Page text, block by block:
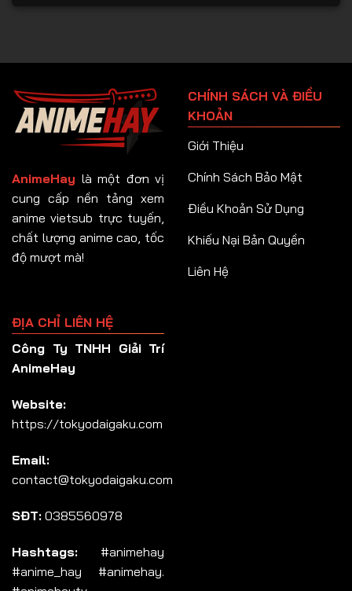
AnimeHay là một đơn vị
cung cấp nền tảng xem
anime vietsub trực tuyến,
chất lượng anime cao, tốc
độ mượt mà!
CHÍNH SÁCH VÀ ĐIỀU
KHOẢN
Giới Thiệu
Chính Sách Bảo Mật
Điều Khoản Sử Dụng
Khiếu Nại Bản Quyền
Liên Hệ
ĐỊA CHỈ LIÊN HỆ
Công Ty TNHH Giải Trí
AnimeHay
Website:
https://tokyodaigaku.com
Email:
contact@tokyodaigaku.com
SĐT: 0385560978
Hashtags: #animehay
#anime_hay #animehay.